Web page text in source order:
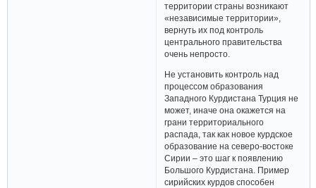
территории страны возникают
«независимые территории»,
вернуть их под контроль
центрального правительства
очень непросто.
Не установить контроль над
процессом образования
Западного Курдистана Турция не
может, иначе она окажется на
грани территориального
распада, так как новое курдское
образование на северо-востоке
Сирии – это шаг к появлению
Большого Курдистана. Пример
сирийских курдов способен